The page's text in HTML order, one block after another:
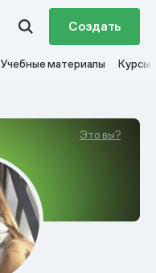
Создать
Учебные материалы Курсы
Это вы?